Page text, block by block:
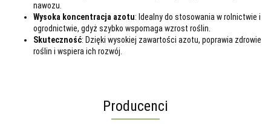
nawozu.
Wysoka koncentracja azotu: Idealny do stosowania w rolnictwie i
ogrodnictwie, gdyż szybko wspomaga wzrost roślin.
Skuteczność: Dzięki wysokiej zawartości azotu, poprawia zdrowie
roślin i wspiera ich rozwój.
Producenci